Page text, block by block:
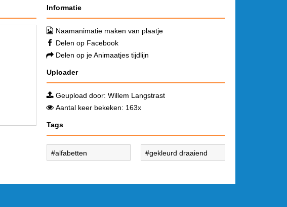
Informatie
Naamanimatie maken van plaatje
Delen op Facebook
Delen op je Animaatjes tijdlijn
Uploader
Geupload door: Willem Langstrast
Aantal keer bekeken: 163x
Tags
alfabetten gekleurd draaiend